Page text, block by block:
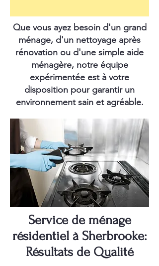
Que vous ayez besoin d'un grand
ménage, d'un nettoyage après
rénovation ou d'une simple aide
ménagère, notre équipe
expérimentée est à votre
disposition pour garantir un
environnement sain et agréable.
Service de ménage
résidentiel à Sherbrooke:
Résultats de Qualité